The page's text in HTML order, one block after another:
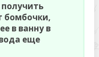
бомбочки,
в ванну в
еще